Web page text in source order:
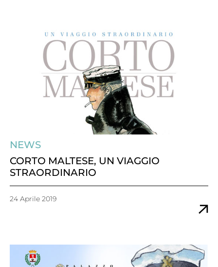
NEWS
CORTO MALTESE, UN VIAGGIO
STRAORDINARIO
24 Aprile 2019